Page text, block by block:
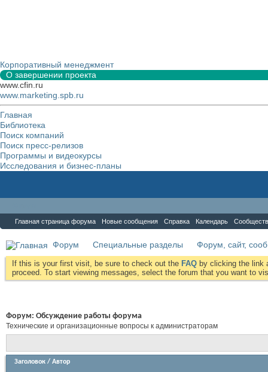
Корпоративный менеджмент
О завершении проекта
www.cfin.ru
www.marketing.spb.ru
Главная
Библиотека
Поиск компаний
Поиск пресс-релизов
Программы и видеокурсы
Исследования и бизнес-планы
Главная страница форума Новые сообщения Справка Календарь
Форум Специальные разделы Форум, сайт,
If this is your first visit, be sure to check out the FAQ by clicking the link
proceed. To start viewing messages, select the forum that you want to
Форум: Обсуждение работы форума
Технические и организационные вопросы к администраторам
Заголовок / Автор